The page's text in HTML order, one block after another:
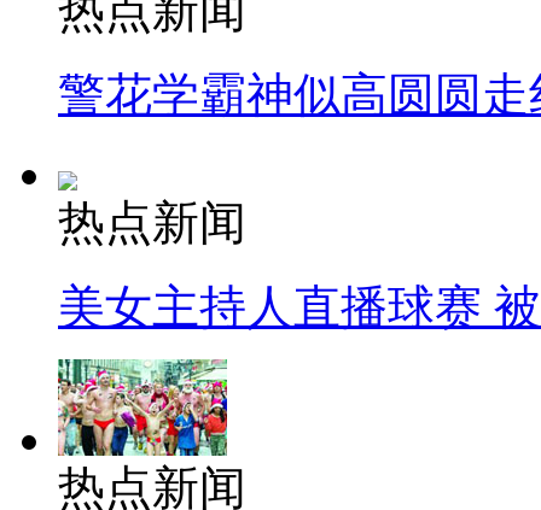
警花学霸神似高圆圆走
热点新闻
美女主持人直播球赛
热点新闻